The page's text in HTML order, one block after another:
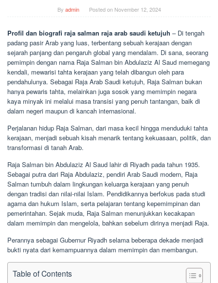
By admin Posted on November 12, 2024
Profil dan biografi raja salman raja arab saudi ketujuh – Di tengah
padang pasir Arab yang luas, terbentang sebuah kerajaan dengan
sejarah panjang dan pengaruh global yang mendalam. Di sana, seorang
pemimpin dengan nama Raja Salman bin Abdulaziz Al Saud memegang
kendali, mewarisi tahta kerajaan yang telah dibangun oleh para
pendahulunya. Sebagai Raja Arab Saudi ketujuh, Raja Salman bukan
hanya pewaris tahta, melainkan juga sosok yang memimpin negara
kaya minyak ini melalui masa transisi yang penuh tantangan, baik di
dalam negeri maupun di kancah internasional.
Perjalanan hidup Raja Salman, dari masa kecil hingga menduduki tahta
kerajaan, menjadi sebuah kisah menarik tentang kekuasaan, politik, dan
transformasi di tanah Arab.
Raja Salman bin Abdulaziz Al Saud lahir di Riyadh pada tahun 1935.
Sebagai putra dari Raja Abdulaziz, pendiri Arab Saudi modern, Raja
Salman tumbuh dalam lingkungan keluarga kerajaan yang penuh
dengan tradisi dan nilai-nilai Islam. Pendidikannya berfokus pada studi
agama dan hukum Islam, serta pelajaran tentang kepemimpinan dan
pemerintahan. Sejak muda, Raja Salman menunjukkan kecakapan
dalam memimpin dan mengelola, bahkan sebelum dirinya menjadi Raja.
Perannya sebagai Gubernur Riyadh selama beberapa dekade menjadi
bukti nyata dari kemampuannya dalam memimpin dan membangun.
Table of Contents